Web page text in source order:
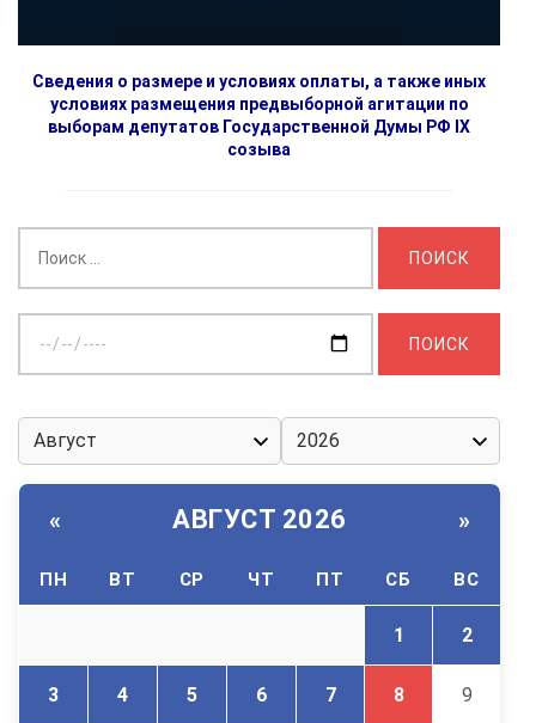
Сведения о размере и условиях оплаты, а также иных
условиях размещения предвыборной агитации по
выборам депутатов Государственной Думы РФ IX
созыва
дату:
« АВГУСТ 2026 »
ПН ВТ СР ЧТ ПТ СБ ВС
1 2
3 4 5 6 7 8 9